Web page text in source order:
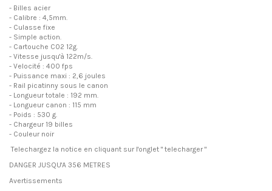
- Billes acier
- Calibre : 4,5mm.
- Culasse fixe
- Simple action.
- Cartouche C02 12g.
- Vitesse jusqu'à 122m/s.
- Velocité : 400 fps
- Puissance maxi : 2,6 joules
- Rail picatinny sous le canon
- Longueur totale : 192 mm.
- Longueur canon : 115 mm
- Poids : 530 g.
- Chargeur 19 billes
- Couleur noir
Telechargez la notice en cliquant sur l'onglet " telecharger "
DANGER JUSQU'A 356 METRES
Avertissements